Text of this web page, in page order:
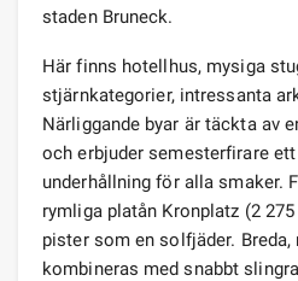
staden Bruneck.
Här finns hotellhus, mysiga
stjärnkategorier, intressanta
Närliggande byar är täckta av
och erbjuder semesterfirare
underhållning för alla smaker.
rymliga platån Kronplatz (2
pister som en solfjäder. Breda,
kombineras med snabbt